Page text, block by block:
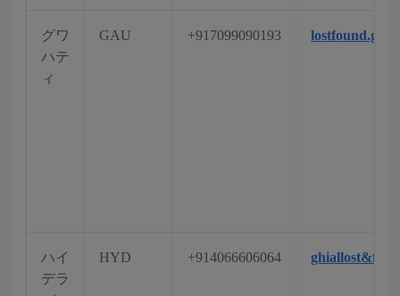
グワ
ハテ
ィ
GAU +917099090193
ハイ
デラ
HYD +914066606064